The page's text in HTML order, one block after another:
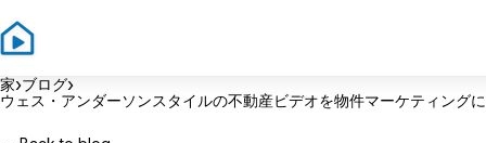
家›ブログ›
ウェス・アンダーソンスタイルの不動産ビデオを物件マーケティング